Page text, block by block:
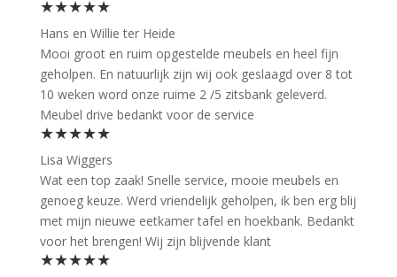
★★★★★
Hans en Willie ter Heide
Mooi groot en ruim opgestelde meubels en heel fijn
geholpen. En natuurlijk zijn wij ook geslaagd over 8 tot
10 weken word onze ruime 2 /5 zitsbank geleverd.
Meubel drive bedankt voor de service
★★★★★
Lisa Wiggers
Wat een top zaak! Snelle service, mooie meubels en
genoeg keuze. Werd vriendelijk geholpen, ik ben erg blij
met mijn nieuwe eetkamer tafel en hoekbank. Bedankt
voor het brengen! Wij zijn blijvende klant
★★★★★